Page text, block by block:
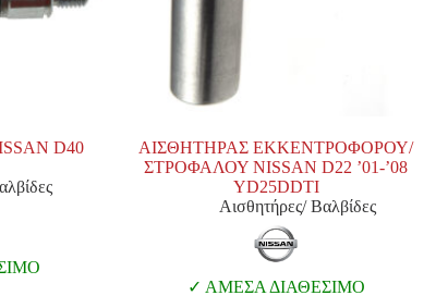
D40
ΑΙΣΘΗΤΗΡΑΣ ΕΚΚΕΝΤΡΟΦΟΡΟΥ/
ΣΤΡΟΦΑΛΟΥ NISSAN D22 ’01-’08
YD25DDTI
Αισθητήρες/ Βαλβίδες
ΑΜΕΣΑ ΔΙΑΘΕΣΙΜΟ